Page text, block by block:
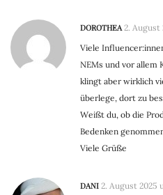
DOROTHEA 2. August
Viele
NEMs und vor allem
klingt aber wirklich
überlege, dort zu
Weißt du, ob die
Bedenken
Viele Grüße
DANI 2. August 2025